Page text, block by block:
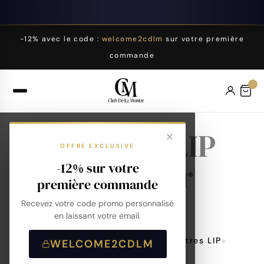
-12% avec le code : welcome2cdlm sur votre première
commande
OFFRE EXCLUSIVE
-12% sur votre
première commande
Recevez votre code promo personnalisé
en laissant votre email.
WELCOME2CDLM
Montres LIP
Marinier
Compatibilité Bracelet De Montres LIP
Montres LIP Marinier